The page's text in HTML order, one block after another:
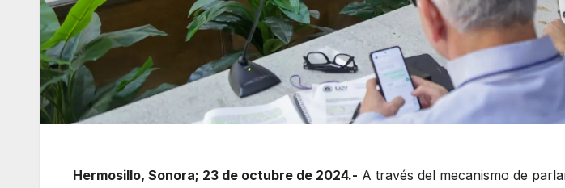
Hermosillo, Sonora; 23 de octubre de 2024.- A través del mecanismo de